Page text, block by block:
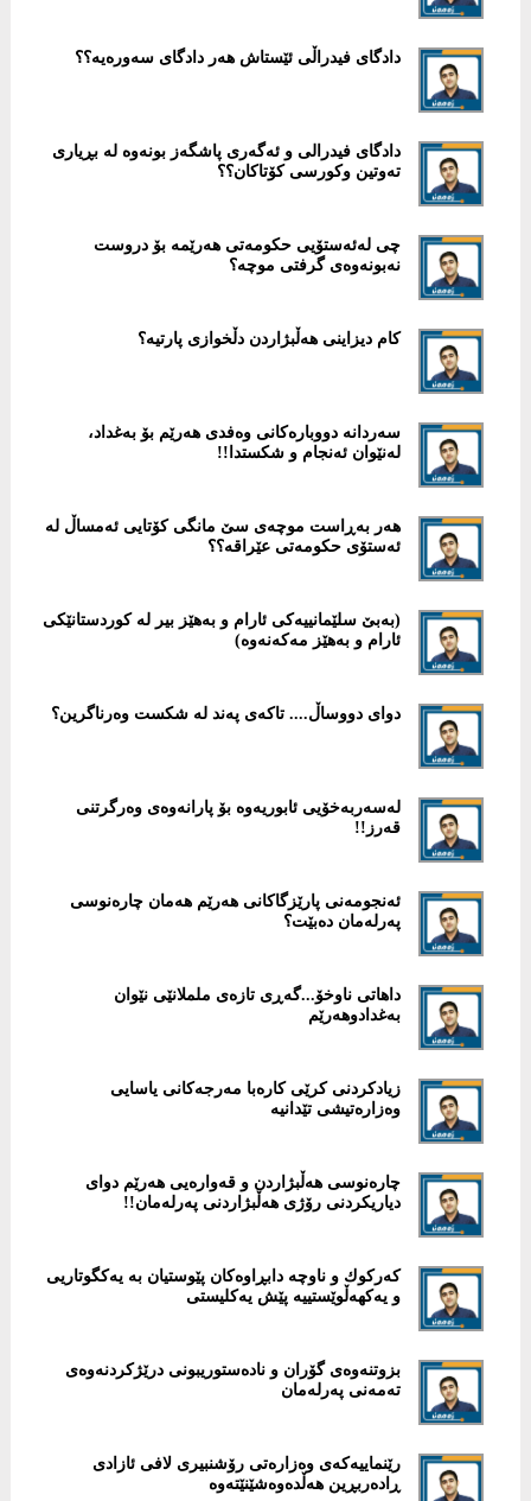
دادگای فیدراڵی ئێستاش هەر دادگای سەورەیە؟؟
دادگای فیدرالی و ئەگەری پاشگەز بونەوە لە بڕیاری
تەوتین وكورسی کۆتاكان؟؟
چی لەئەستۆیی حكومەتی هەرێمە بۆ دروست
نەبونەوەی گرفتی موچە؟
کام دیزاینی هەڵبژاردن دڵخوازی پارتیە؟
سەردانە دووبارەکانی وەفدی هەرێم بۆ بەغداد،
لەنێوان ئەنجام و شکستدا!!
هەر بەڕاست موچەی سێ مانگی کۆتایی ئەمساڵ لە
ئەستۆی حکومەتی عێراقە؟؟
(بەبێ سلێمانییەکى ئارام و بەهێز بیر لە کوردستانێکى
ئارام و بەهێز مەکەنەوە)
دوای دووساڵ.... تاکەى پەند لە شکست وەرناگرین؟
لەسەربەخۆیی ئابوریەوە بۆ پارانەوەی وەرگرتنی
قەرز!!
ئەنجومەنى پارێزگاکانى هەرێم هەمان چارەنوسى
پەرلەمان دەبێت؟
‎داهاتی ناوخۆ...گەڕی تازەی ململانێی نێوان
بەغدادوهەرێم
زیادكردنی كرێی كارەبا مەرجەكانی یاسایی
وەزارەتیشی تێدانیە
چارەنوسی هەڵبژاردن و قەوارەیی هەرێم دوای
دیاریكردنی رۆژی هەڵبژاردنی پەرلەمان!!
كەركوك و ناوچە دابڕاوەكان پێوستیان بە یەکگوتاریی
و یەکهەڵوێستییە پێش یەكلیستی
بزوتنەوەی گۆران و نادەستوریبونی درێژكردنەوەی
تەمەنی پەرلەمان
رێنماییەکەى وەزارەتى رۆشنبیرى لافى ئازادى
ڕادەربڕین هەڵدەوەشێنێتەوە